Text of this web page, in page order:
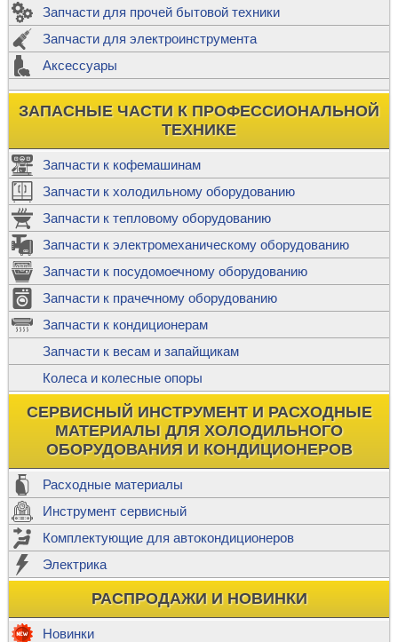
Запчасти для прочей бытовой техники
Запчасти для электроинструмента
Аксессуары
ЗАПАСНЫЕ ЧАСТИ К ПРОФЕССИОНАЛЬНОЙ
ТЕХНИКЕ
Запчасти к кофемашинам
Запчасти к холодильному оборудованию
Запчасти к тепловому оборудованию
Запчасти к электромеханическому оборудованию
Запчасти к посудомоечному оборудованию
Запчасти к прачечному оборудованию
Запчасти к кондиционерам
Запчасти к весам и запайщикам
Колеса и колесные опоры
СЕРВИСНЫЙ ИНСТРУМЕНТ И РАСХОДНЫЕ
МАТЕРИАЛЫ ДЛЯ ХОЛОДИЛЬНОГО
ОБОРУДОВАНИЯ И КОНДИЦИОНЕРОВ
Расходные материалы
Инструмент сервисный
Комплектующие для автокондиционеров
Электрика
РАСПРОДАЖИ И НОВИНКИ
Новинки